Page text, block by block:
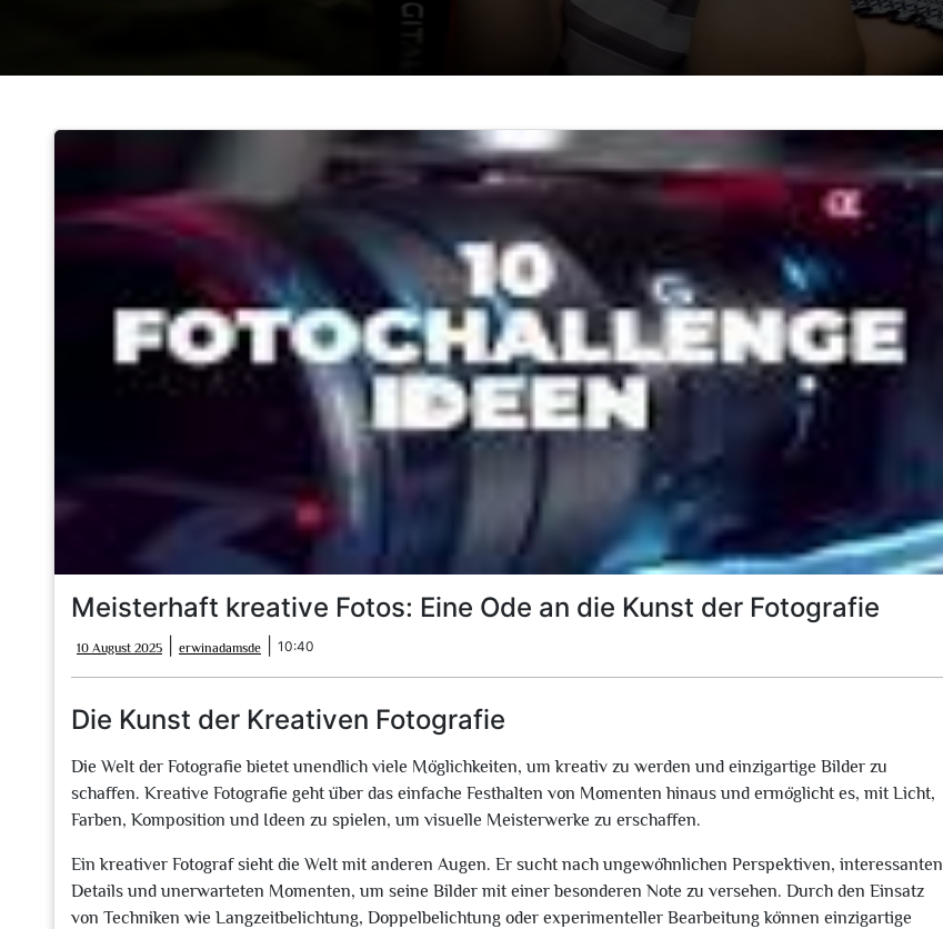
Meisterhaft kreative Fotos: Eine Ode an die Kunst der Fotografie
10 August 2025
August
2025
erwinadamsde erwinadamsde
10:40
Die Kunst der Kreativen Fotografie
Die Welt der Fotografie bietet unendlich viele Möglichkeiten, um kreativ zu werden und einzigartige Bilder zu
schaffen. Kreative Fotografie geht über das einfache Festhalten von Momenten hinaus und ermöglicht es, mit Licht,
Farben, Komposition und Ideen zu spielen, um visuelle Meisterwerke zu erschaffen.
Ein kreativer Fotograf sieht die Welt mit anderen Augen. Er sucht nach ungewöhnlichen Perspektiven, interessanten
Details und unerwarteten Momenten, um seine Bilder mit einer besonderen Note zu versehen. Durch den Einsatz
von Techniken wie Langzeitbelichtung, Doppelbelichtung oder experimenteller Bearbeitung können einzigartige